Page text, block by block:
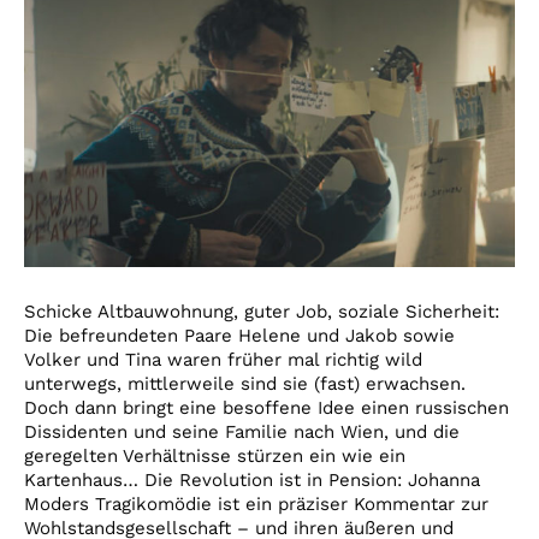
Schicke Altbauwohnung, guter Job, soziale Sicherheit:
Die befreundeten Paare Helene und Jakob sowie
Volker und Tina waren früher mal richtig wild
unterwegs, mittlerweile sind sie (fast) erwachsen.
Doch dann bringt eine besoffene Idee einen russischen
Dissidenten und seine Familie nach Wien, und die
geregelten Verhältnisse stürzen ein wie ein
Kartenhaus… Die Revolution ist in Pension: Johanna
Moders Tragikomödie ist ein präziser Kommentar zur
Wohlstandsgesellschaft – und ihren äußeren und